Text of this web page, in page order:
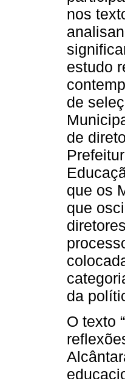
nos
estudo
de
de
que os
que
da
O texto